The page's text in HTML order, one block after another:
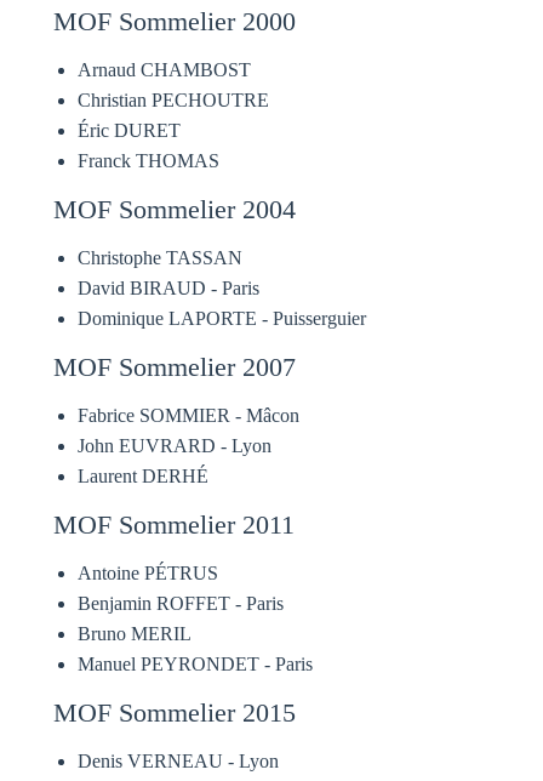
MOF Sommelier 2000
Arnaud CHAMBOST
Christian PECHOUTRE
Éric DURET
Franck THOMAS
MOF Sommelier 2004
Christophe TASSAN
David BIRAUD - Paris
Dominique LAPORTE - Puisserguier
MOF Sommelier 2007
Fabrice SOMMIER - Mâcon
John EUVRARD - Lyon
Laurent DERHÉ
MOF Sommelier 2011
Antoine PÉTRUS
Benjamin ROFFET - Paris
Bruno MERIL
Manuel PEYRONDET - Paris
MOF Sommelier 2015
Denis VERNEAU - Lyon